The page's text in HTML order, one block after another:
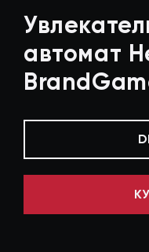
автомат